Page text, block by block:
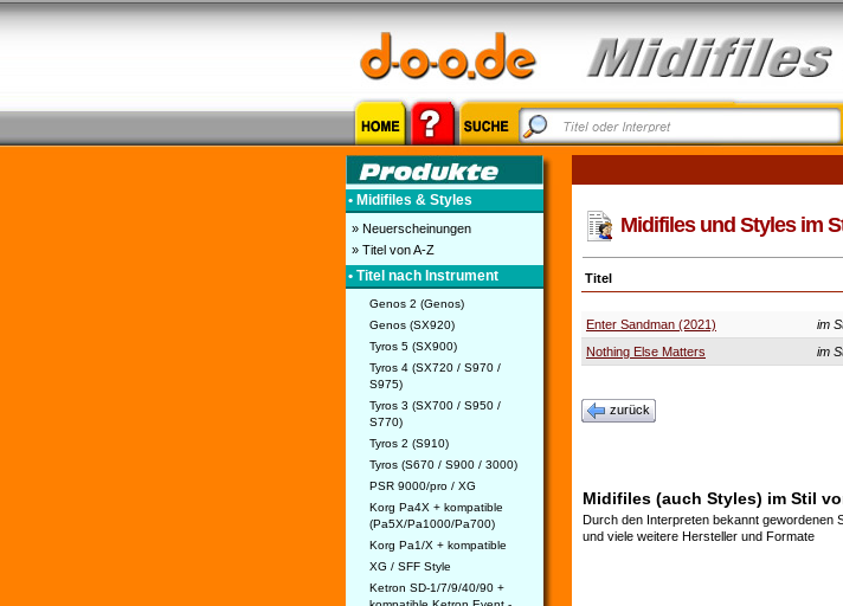
• Midifiles & Styles
» Neuerscheinungen
» Titel von A-Z
• Titel nach Instrument
Genos 2 (Genos)
Genos (SX920)
Tyros 5 (SX900)
Tyros 4 (SX720 / S970 /
S975)
Tyros 3 (SX700 / S950 /
S770)
Tyros 2 (S910)
Tyros (S670 / S900 / 3000)
PSR 9000/pro / XG
Korg Pa4X + kompatible
(Pa5X/Pa1000/Pa700)
Korg Pa1/X + kompatible
XG / SFF Style
Ketron SD-1/7/9/40/90 +
Midifiles und Styles im
Titel
Enter Sandman (2021)
im
Nothing Else Matters
im
zurück
Midifiles (auch Styles) im Stil
Durch den Interpreten bekannt gewordenen
und viele weitere Hersteller und Formate